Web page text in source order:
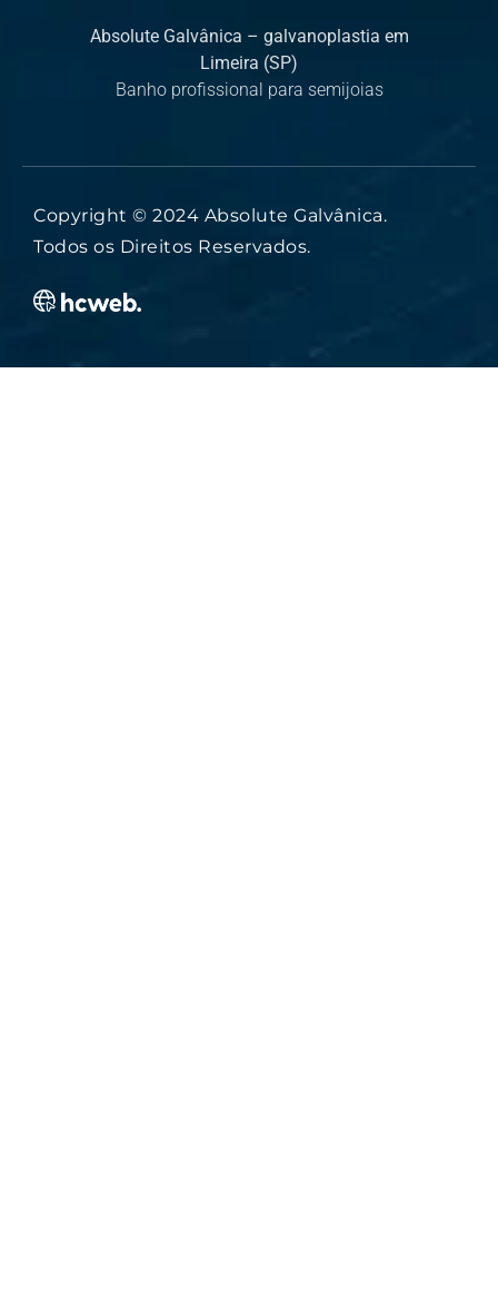
Absolute Galvânica – galvanoplastia em
Limeira (SP)
Banho profissional para semijoias
Copyright © 2024 Absolute Galvânica.
Todos os Direitos Reservados.